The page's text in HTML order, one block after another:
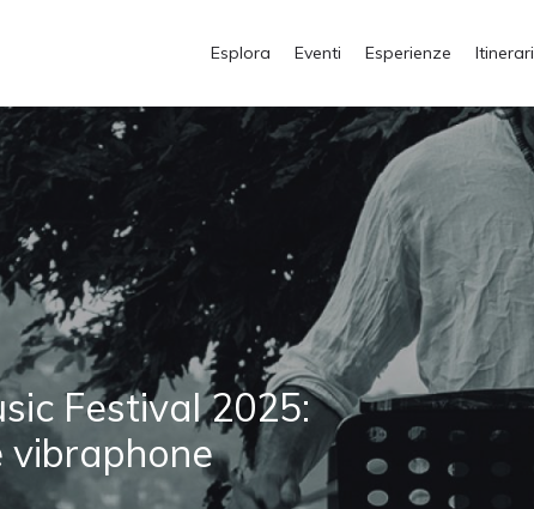
Esplora Eventi Esperienze Itinerari
Festival 2025:
vibraphone